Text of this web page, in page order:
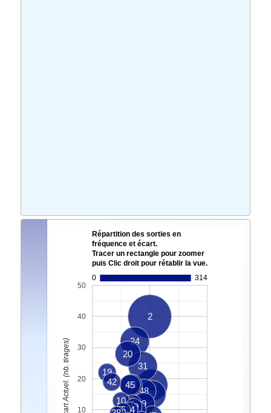
Répartition des sorties en
fréquence et écart.
Tracer un rectangle pour zoomer
puis Clic droit pour rétablir la vue.
0
314
2
40
24
31
8
20
48
9
30
45
4
6
19
42
10
49
14
5
10
20
30
40
50
Ecart Actuel. (nb. tirages)